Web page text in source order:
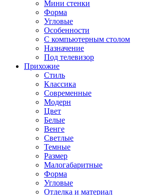
Мини стенки
Форма
Угловые
Особенности
С компьютерным столом
Назначение
Под телевизор
Прихожие
Стиль
Классика
Современные
Модерн
Цвет
Белые
Венге
Светлые
Темные
Размер
Малогабаритные
Форма
Угловые
Отделка и материал